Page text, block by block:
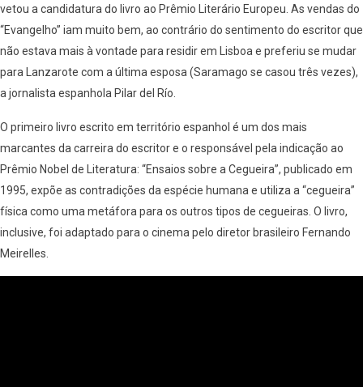
vetou a candidatura do livro ao Prêmio Literário Europeu. As vendas do
“Evangelho” iam muito bem, ao contrário do sentimento do escritor que
não estava mais à vontade para residir em Lisboa e preferiu se mudar
para Lanzarote com a última esposa (Saramago se casou três vezes),
a jornalista espanhola Pilar del Río.
O primeiro livro escrito em território espanhol é um dos mais
marcantes da carreira do escritor e o responsável pela indicação ao
Prêmio Nobel de Literatura: “Ensaios sobre a Cegueira”, publicado em
1995, expõe as contradições da espécie humana e utiliza a “cegueira”
física como uma metáfora para os outros tipos de cegueiras. O livro,
inclusive, foi adaptado para o cinema pelo diretor brasileiro Fernando
Meirelles.